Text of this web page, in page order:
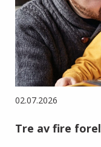
02.07.2026
Tre av fire